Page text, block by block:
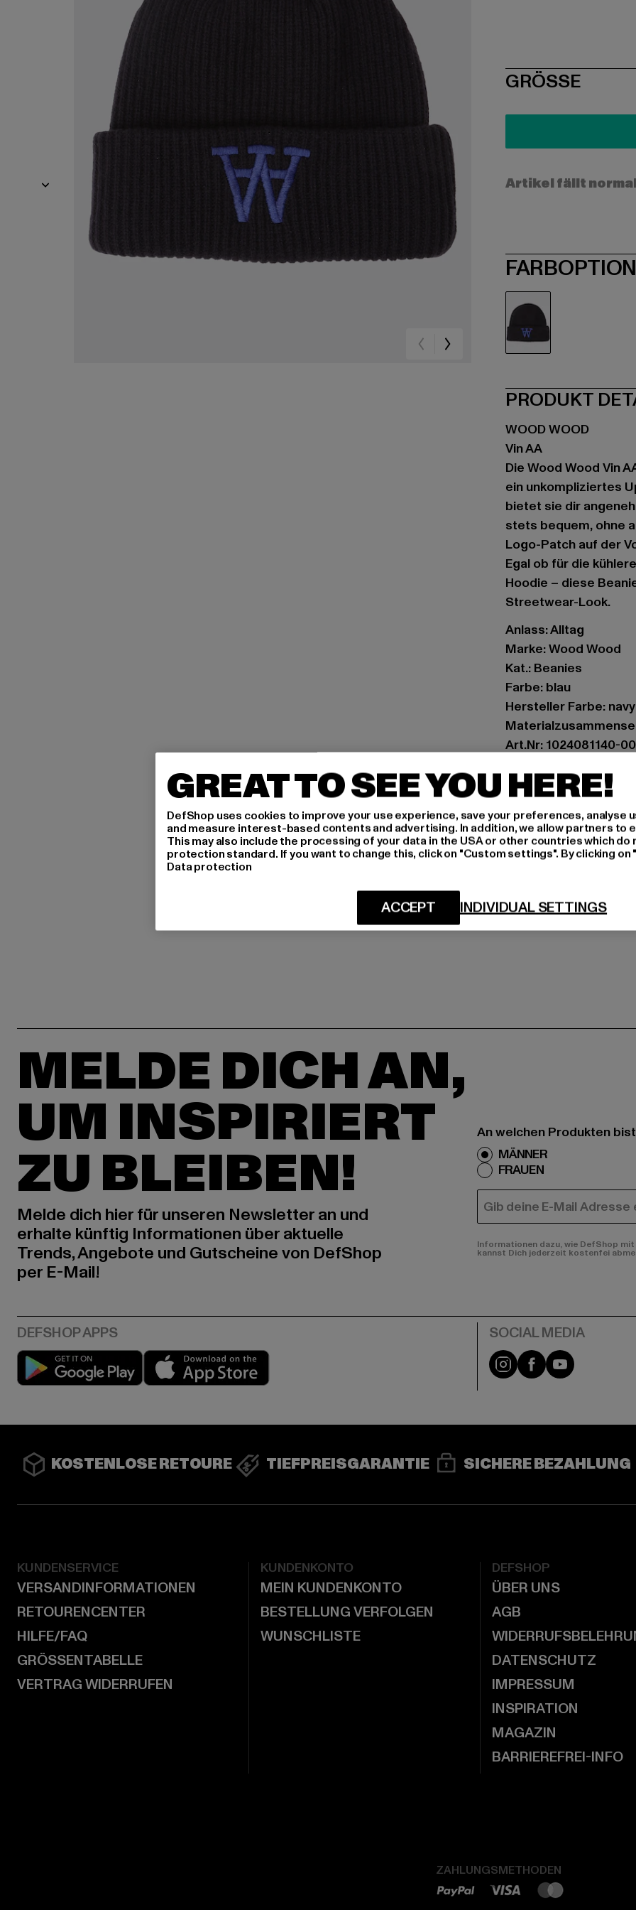
SIZE
GRÖSSE
Artikel fällt
PRODUKT
WOOD WOOD
Vin AA
Die Wood Wood Vin
ein unkompliziertes
bietet sie dir
stets bequem, ohne
Logo-Patch auf der
Egal ob für die
Hoodie – diese
Streetwear-Look.
Anlass: Alltag
Marke: Wood Wood
Kat.: Beanies
Farbe: blau
Hersteller Farbe: navy
Art.Nr: 1024081140-
Hersteller: DKC
Derendorfer Alee 12 |
GRÖSSE
LIEFERUNG &
MELDE DICH AN,
UM INSPIRIERT
ZU BLEIBEN!
Melde dich hier für unseren Newsletter an und
erhalte künftig Informationen über aktuelle
Trends, Angebote und Gutscheine von DefShop
per E-Mail!
An welchen Produkten
MÄNNER
FRAUEN
E-MAIL
Informationen dazu, wie DefShop
kannst Dich jederzeit kostenfei
Play market Instagram
FacebookYouTube
KOSTENLOSE RETOURE TIEFPREISGARANTIE SICHERE BEZAHLUNG
KUNDENSERVICE
VERSANDINFORMATIONEN
RETOURENCENTER
HILFE/FAQ
GRÖSSENTABELLE
VERTRAG WIDERRUFEN
KUNDENKONTO
MEIN KUNDENKONTO
BESTELLUNG VERFOLGEN
WUNSCHLISTE
DEFSHOP
ÜBER UNS
AGB
DATENSCHUTZ
IMPRESSUM
INSPIRATION
MAGAZIN
BARRIEREFREI-INFO
ZAHLUNGSMETHODEN
GREAT TO SEE YOU HERE!
DefShop uses cookies to improve your use experience, save your preferences, analyse
and measure interest-based contents and advertising. In addition, we allow partners to
This may also include the processing of your data in the USA or other countries which do
protection standard. If you want to change this, click on "Custom settings". By clicking
Data protection
INDIVIDUAL SETTINGS
ACCEPT